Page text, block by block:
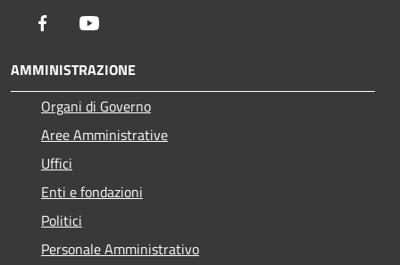
Facebook
AMMINISTRAZIONE
Organi di Governo
Aree Amministrative
Uffici
Enti e fondazioni
Politici
Personale Amministrativo